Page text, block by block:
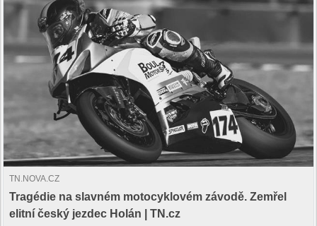
TN.NOVA.CZ
Tragédie na slavném motocyklovém závodě. Zemřel
elitní český jezdec Holán | TN.cz